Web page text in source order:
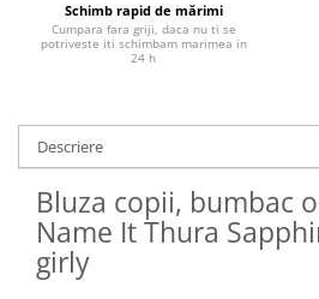
Schimb rapid de mărimi
Cumpara fara griji, daca nu ti se
potriveste iti schimbam marimea in
24 h
Descriere
Bluza copii, bumbac
Name It Thura
girly